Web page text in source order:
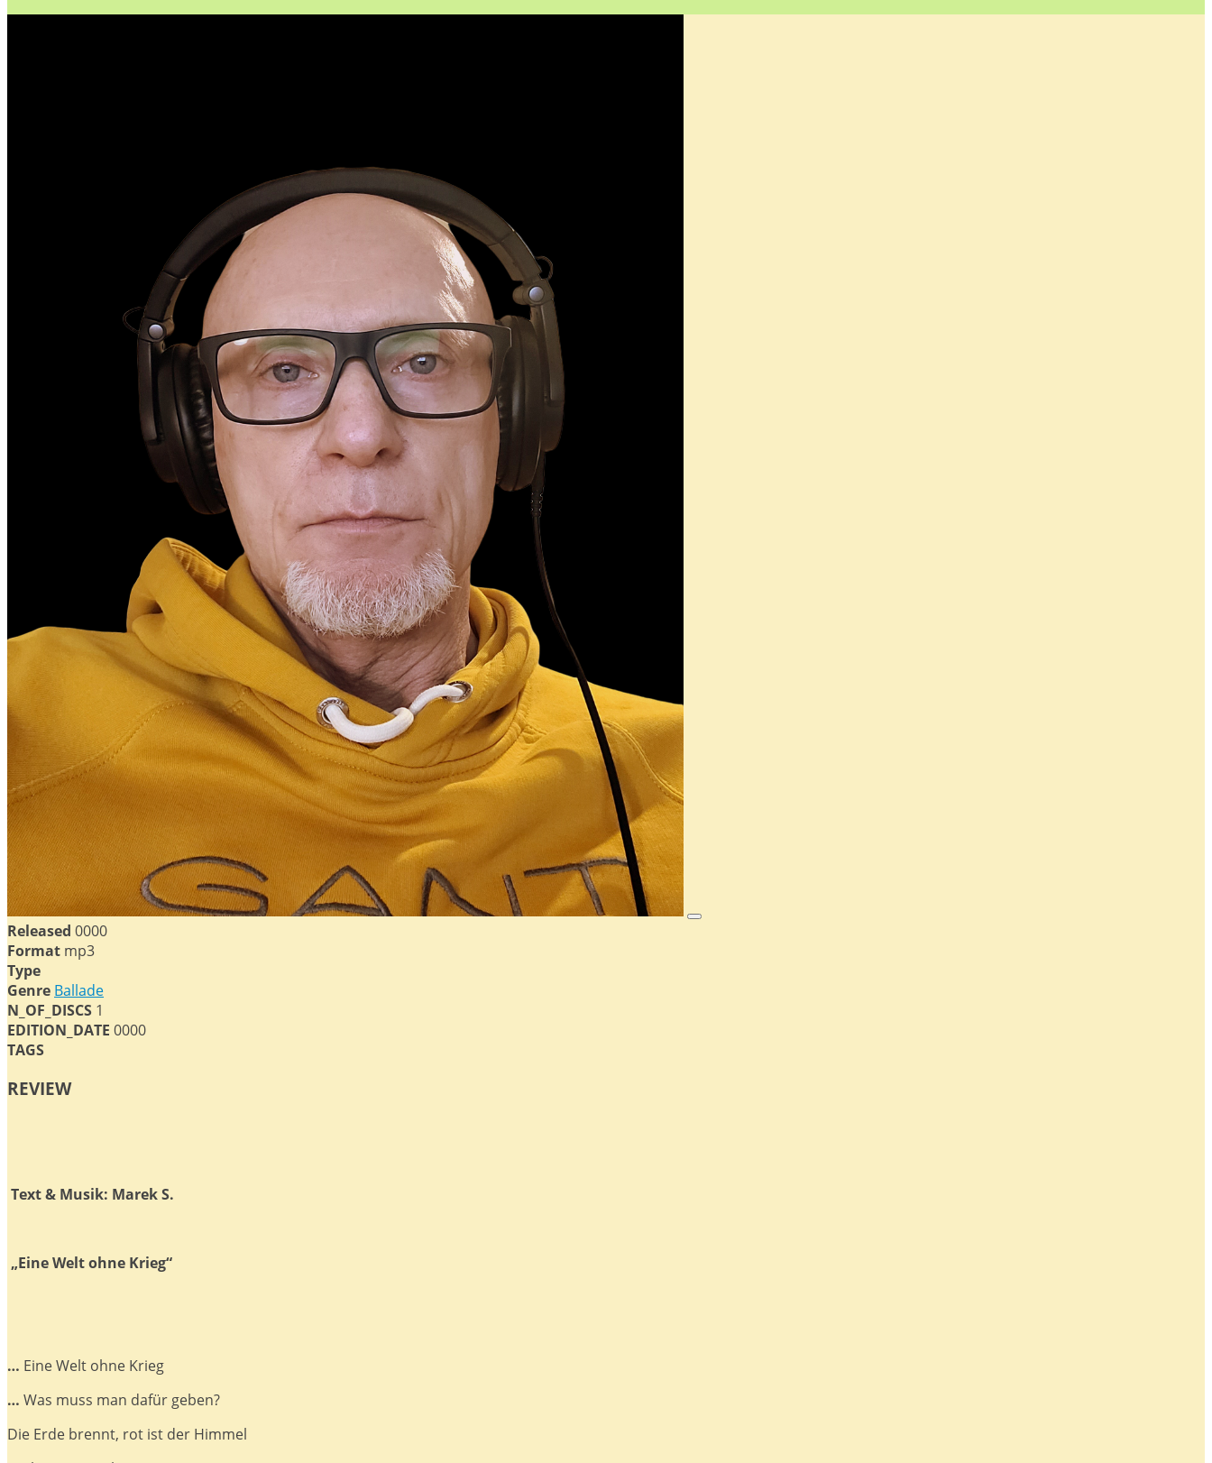
Released 0000
Format mp3
Type
Genre Ballade
N_OF_DISCS 1
EDITION_DATE 0000
TAGS
REVIEW
Text & Musik: Marek S.
„Eine Welt ohne Krieg“
… Eine Welt ohne Krieg
… Was muss man dafür geben?
Die Erde brennt, rot ist der Himmel